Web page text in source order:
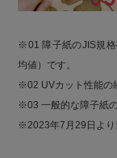
※01 障子紙のJIS規
均値）です。
※02 UVカット性能の
※03 一般的な障子紙
※2023年7月29日より